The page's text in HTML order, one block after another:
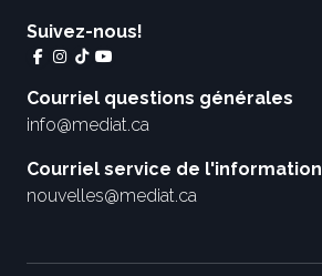
Suivez-nous!
Courriel questions générales
info@mediat.ca
Courriel service de l'information
nouvelles@mediat.ca